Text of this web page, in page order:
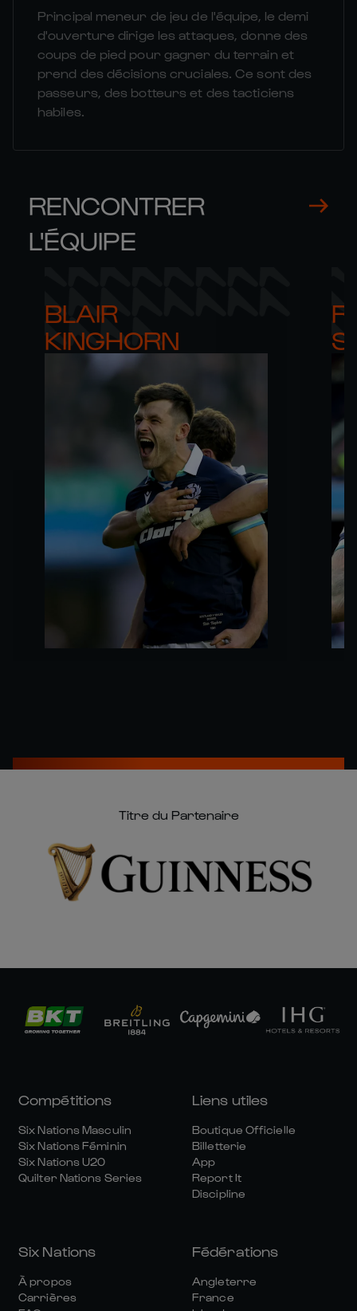
Principal meneur de jeu de l'équipe, le demi
d'ouverture dirige les attaques, donne des
coups de pied pour gagner du terrain et
prend des décisions cruciales. Ce sont des
passeurs, des botteurs et des tacticiens
habiles.
RENCONTRER
L'ÉQUIPE
BLAIR
KINGHORN
Titre du Partenaire
Compétitions
Six Nations Masculin
Six Nations Féminin
Six Nations U20
Quilter Nations Series
Liens utiles
Boutique Officielle
Billetterie
App
Report It
Discipline
Six Nations
À propos
Carrières
Fédérations
Angleterre
France